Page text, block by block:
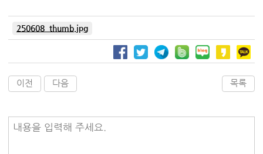
250608_thumb.jpg
이전 다음 목록
내용을 입력해 주세요.